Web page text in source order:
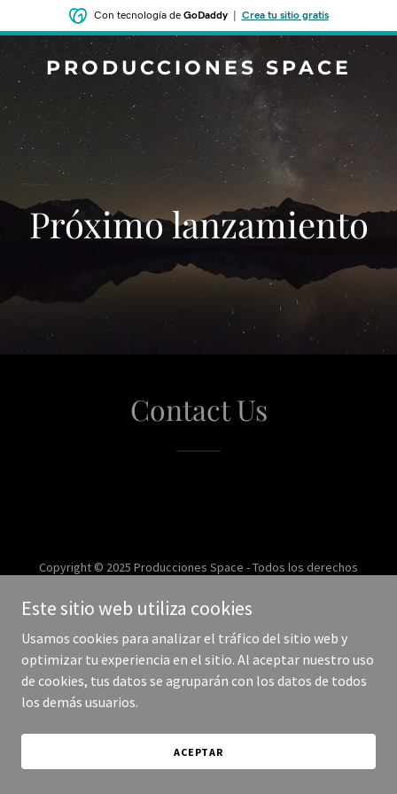
Con tecnología de GoDaddy| Crea tu sitio gratis
PRODUCCIONES SPACE
‌‌Próximo lanzamiento
Contact Us
Copyright © 2025 Producciones Space - Todos los derechos
Este sitio web utiliza cookies
Usamos cookies para analizar el tráfico del sitio web y
optimizar tu experiencia en el sitio. Al aceptar nuestro uso
de cookies, tus datos se agruparán con los datos de todos
los demás usuarios.
ACEPTAR